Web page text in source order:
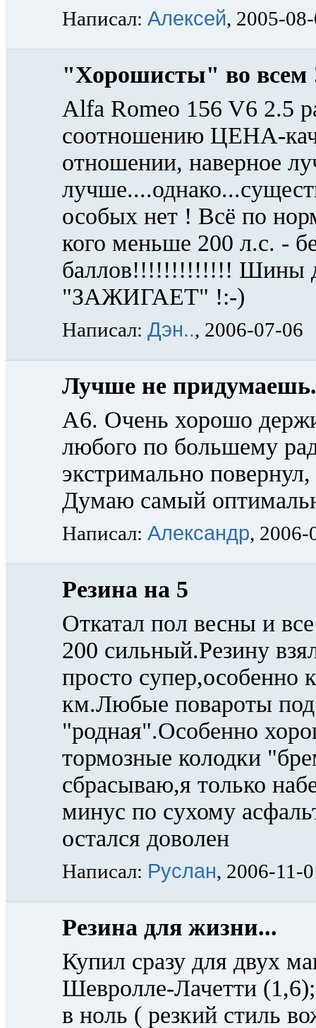
Написал: Алексей, 2005-
"Хорошисты" во всем
Alfa Romeo 156 V6 2.5
соотношению ЦЕНА-
отношении, наверное
особых нет ! Всё по
кого меньше 200 л.с. -
баллов!!!!!!!!!!!!! Шины
"ЗАЖИГАЕТ" !:-)
Написал: Дэн.., 2006-07-06
Лучше не придумаешь.
A6. Очень хорошо
любого по большему
экстримально
Думаю самый
Написал: Александр, 2006-
Резина на 5
Откатал пол весны и
200 сильный.Резину
просто супер,особенно
км.Любые повароты
"родная".Особенно
тормозные колодки
сбрасываю,я только
минус по сухому
остался доволен
Написал: Руслан, 2006-11-
Резина для жизни...
Купил сразу для двух
Шевролле-Лачетти
в ноль ( резкий стиль